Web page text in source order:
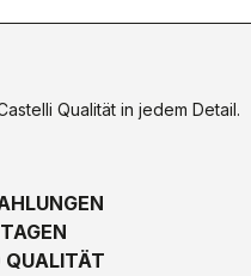
Qualität in jedem Detail.
QUALITÄT